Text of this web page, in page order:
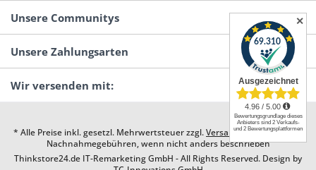
Unsere Communitys
Unsere Zahlungsarten
Wir versenden mit:
* Alle Preise inkl. gesetzl. Mehrwertsteuer zzgl.Versandkostenund ggf.
Nachnahmegebühren, wenn nicht anders beschrieben
Thinkstore24.de IT-Remarketing GmbH - All Rights Reserved. Design by
✕